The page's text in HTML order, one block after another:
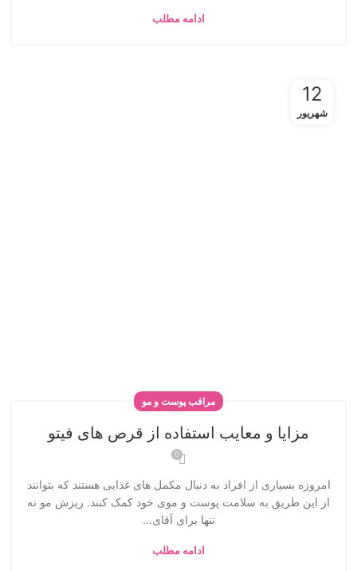
ادامه مطلب
12
شهریور
مراقب پوست و مو
مزایا و معایب استفاده از قرص های فیتو
0
امروزه بسیاری از افراد به دنبال مکمل های غذایی هستند که بتوانند
از این طریق به سلامت پوست و موی خود کمک کنند. ریزش مو نه
تنها برای آقای...
ادامه مطلب